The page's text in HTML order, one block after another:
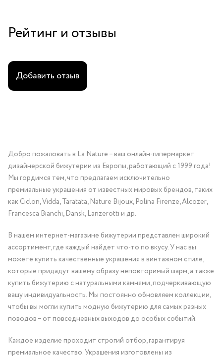
Рейтинг и отзывы
Добавить отзыв
Добро пожаловать в La Nature – ваш онлайн-гипермаркет
дизайнерской бижутерии из Европы, работающий с 1999 года!
Мы гордимся тем, что предлагаем исключительно
премиальные украшения от известных мировых брендов, таких
как Ciclon, Vidda, Taratata, Nature Bijoux, Polina Firenze, Alcozer,
Francesca Bianchi, Dansk, Lanzerotti и др.
В нашем интернет-магазине бижутерии представлен широкий
ассортимент, где каждый найдет что-то по вкусу. У нас вы
можете купить качественные украшения в винтажном стиле,
которые придадут вашему образу неповторимый шарм, а также
купить бижутерию с натуральными камнями, подчеркивающую
вашу индивидуальность. Мы постоянно обновляем коллекции,
чтобы вы могли купить модную бижутерию для самых разных
поводов – от повседневных выходов до особых событий.
Каждое изделие проходит строгий отбор, гарантируя
премиальное качество. Украшения изготовлены из